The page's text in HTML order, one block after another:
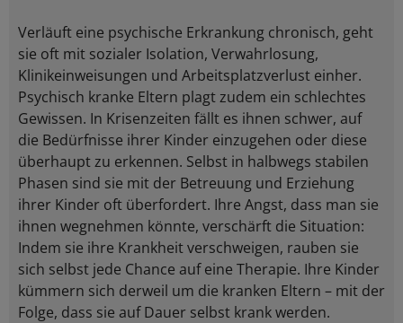
Verläuft eine psychische Erkrankung chronisch, geht
sie oft mit sozialer Isolation, Verwahrlosung,
Klinikeinweisungen und Arbeitsplatzverlust einher.
Psychisch kranke Eltern plagt zudem ein schlechtes
Gewissen. In Krisenzeiten fällt es ihnen schwer, auf
die Bedürfnisse ihrer Kinder einzugehen oder diese
überhaupt zu erkennen. Selbst in halbwegs stabilen
Phasen sind sie mit der Betreuung und Erziehung
ihrer Kinder oft überfordert. Ihre Angst, dass man sie
ihnen wegnehmen könnte, verschärft die Situation:
Indem sie ihre Krankheit verschweigen, rauben sie
sich selbst jede Chance auf eine Therapie. Ihre Kinder
kümmern sich derweil um die kranken Eltern – mit der
Folge, dass sie auf Dauer selbst krank werden.